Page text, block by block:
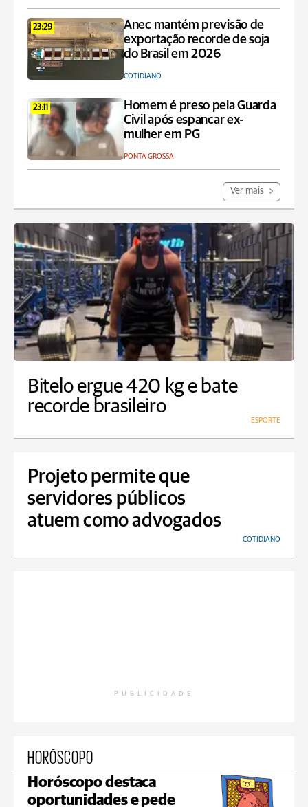
23:29
Anec mantém previsão de
exportação recorde de soja
do Brasil em 2026
COTIDIANO
23:11
Homem é preso pela Guarda
Civil após espancar ex-
mulher em PG
PONTA GROSSA
Ver mais
Bitelo ergue 420 kg e bate
recorde brasileiro
ESPORTE
Projeto permite que
servidores públicos
atuem como advogados
COTIDIANO
PUBLICIDADE
HORÓSCOPO
Horóscopo destaca
oportunidades e pede